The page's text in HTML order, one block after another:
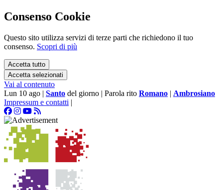
Consenso Cookie
Questo sito utilizza servizi di terze parti che richiedono il tuo
consenso. Scopri di più
Accetta tutto
Accetta selezionati
Vai al contenuto
Lun 10 ago | Santo del giorno | Parola rito Romano | Ambrosiano
Impressum e contatti |